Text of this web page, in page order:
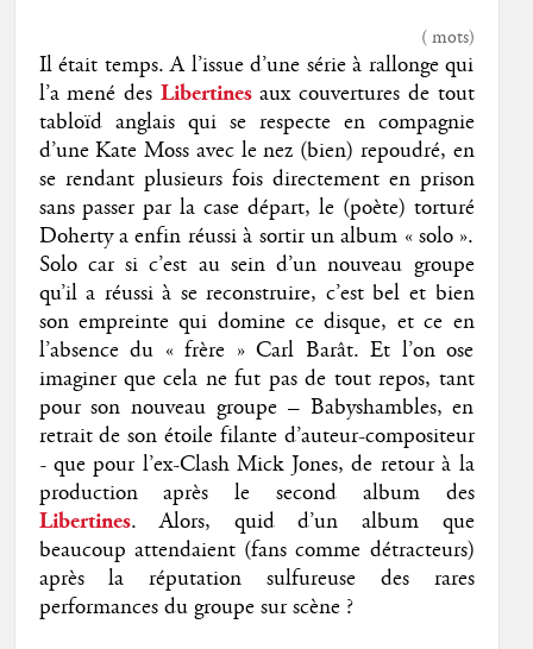
(mots)
Il était temps. A l’issue d’une série à rallonge qui
l’a mené des Libertinesaux couvertures de tout
tabloïd anglais qui se respecte en compagnie
d’une Kate Moss avec le nez (bien) repoudré, en
se rendant plusieurs fois directement en prison
sans passer par la case départ, le (poète) torturé
Doherty a enfin réussi à sortir un album « solo ».
Solo car si c’est au sein d’un nouveau groupe
qu’il a réussi à se reconstruire, c’est bel et bien
son empreinte qui domine ce disque, et ce en
l’absence du « frère » Carl Barât. Et l’on ose
imaginer que cela ne fut pas de tout repos, tant
pour son nouveau groupe – Babyshambles, en
retrait de son étoile filante d’auteur-compositeur
- que pour l’ex-Clash Mick Jones, de retour à la
production après le second album des
Libertines. Alors, quid d’un album que
beaucoup attendaient (fans comme détracteurs)
après la réputation sulfureuse des rares
performances du groupe sur scène ?